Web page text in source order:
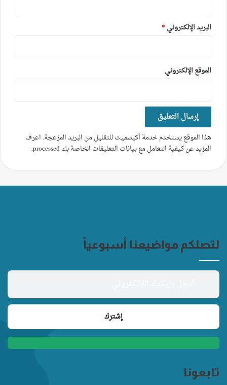
البريد الإلكتروني *
الموقع الإلكتروني
هذا الموقع يستخدم خدمة أكيسميت للتقليل من البريد المزعجة. اعرف
المزيد عن كيفية التعامل مع بيانات التعليقات الخاصة بك processed
.
لتصلكم مواضيعنا أسبوعياً
تابعونا